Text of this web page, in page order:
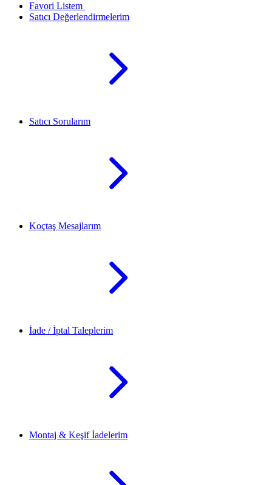
Favori Listem
Satıcı Değerlendirmelerim
Satıcı Sorularım
Koçtaş Mesajlarım
İade / İptal Taleplerim
Montaj & Keşif İadelerim